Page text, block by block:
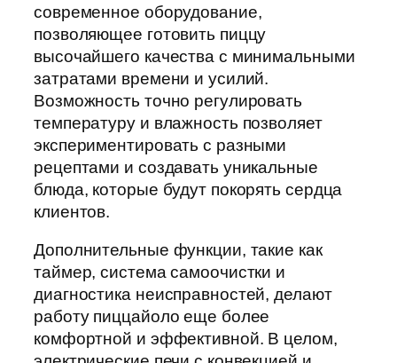
современное оборудование,
позволяющее готовить пиццу
высочайшего качества с минимальными
затратами времени и усилий.
Возможность точно регулировать
температуру и влажность позволяет
экспериментировать с разными
рецептами и создавать уникальные
блюда, которые будут покорять сердца
клиентов.
Дополнительные функции, такие как
таймер, система самоочистки и
диагностика неисправностей, делают
работу пиццайоло еще более
комфортной и эффективной. В целом,